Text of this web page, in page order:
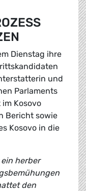
Dienstag ihre
und
Parlaments
Kosovo
Bericht sowie
Kosovo in die
ein herber
den